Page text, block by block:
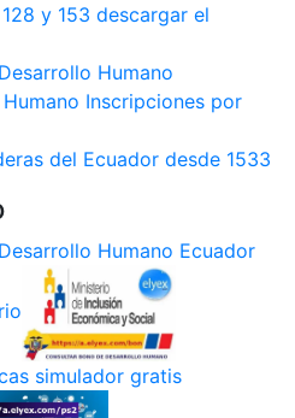
y 153 descargar el
Humano
Inscripciones por
del Ecuador desde 1533
Humano Ecuador
simulador gratis